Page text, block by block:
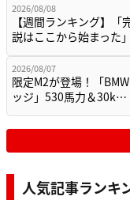
2026/08/08
【週間ランキング】
説はここから始まった
2026/08/07
限定M2が登場！「
ッジ」530馬力＆30k…
人気記事ランキ